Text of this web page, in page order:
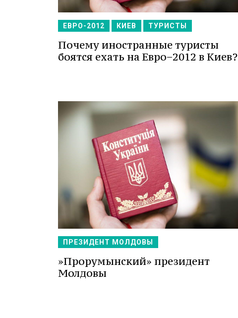
ЕВРО-2012 КИЕВ ТУРИСТЫ
Почему иностранные туристы
боятся ехать на Евро−2012 в Киев?
ПРЕЗИДЕНТ МОЛДОВЫ
»Прорумынский» президент
Молдовы